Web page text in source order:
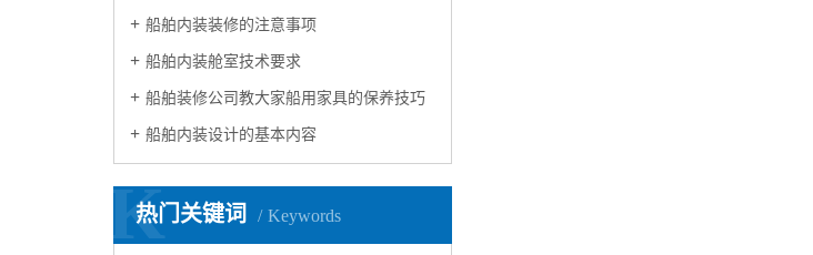
船舶内装装修的注意事项
船舶内装舱室技术要求
船舶装修公司教大家船用家具的保养技巧
船舶内装设计的基本内容
热门关键词 Keywords
K